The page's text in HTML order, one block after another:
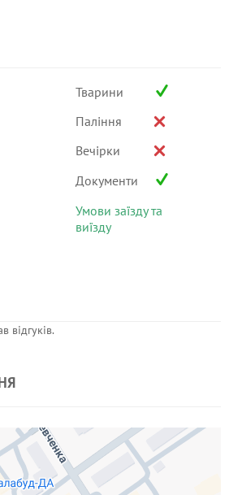
Тварини
Паління
Вечірки
Документи
Умови заїзду та
виїзду
відгуків.